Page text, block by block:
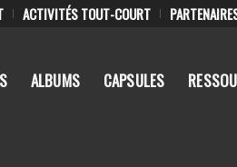
ACTIVITÉS TOUT-COURT
ALBUMS CAPSULES